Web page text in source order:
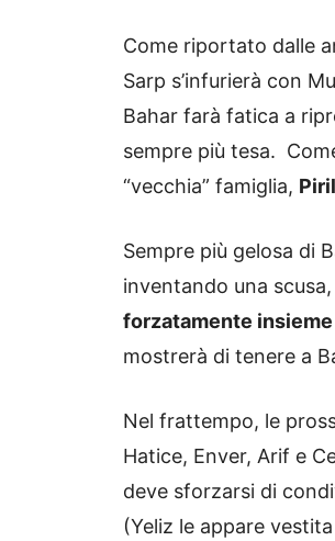
Come riportato dalle
Sarp s’infurierà con
Bahar farà fatica a
sempre più tesa.
“vecchia” famiglia,
Sempre più gelosa di
inventando una
forzatamente
mostrerà di tenere a
Nel frattempo, le
Hatice, Enver, Arif e
deve sforzarsi di
(Yeliz le appare